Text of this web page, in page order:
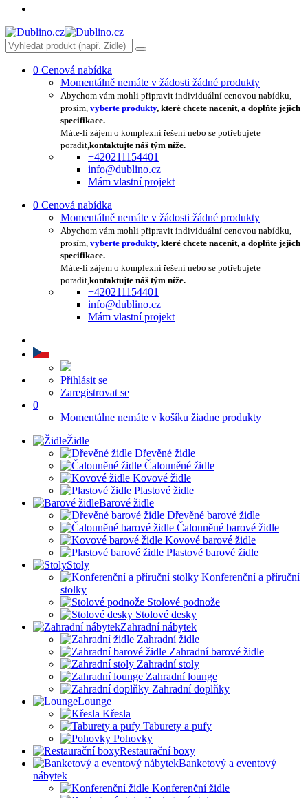
0 Cenová nabídka
Momentálně nemáte v žádosti žádné produkty
Abychom vám mohli připravit individuální cenovou nabídku,
prosím, vyberte produkty, které chcete nacenit, a doplňte jejich
specifikace.
Máte-li zájem o komplexní řešení nebo se potřebujete
poradit,kontaktujte náš tým níže.
+420211154401
info@dublino.cz
Mám vlastní projekt
0 Cenová nabídka
Momentálně nemáte v žádosti žádné produkty
Abychom vám mohli připravit individuální cenovou nabídku,
prosím, vyberte produkty, které chcete nacenit, a doplňte jejich
specifikace.
Máte-li zájem o komplexní řešení nebo se potřebujete
poradit,kontaktujte náš tým níže.
+420211154401
info@dublino.cz
Mám vlastní projekt
Přihlásit se
Zaregistrovat se
0
Momentálne nemáte v košíku žiadne produkty
Židle
Dřevěné židle
Čalouněné židle
Kovové židle
Plastové židle
Barové židle
Dřevěné barové židle
Čalouněné barové židle
Kovové barové židle
Plastové barové židle
Stoly
Konferenční a příruční
stolky
Stolové podnože
Stolové desky
Zahradní nábytek
Zahradní židle
Zahradní barové židle
Zahradní stoly
Zahradní lounge
Zahradní doplňky
Lounge
Křesla
Taburety a pufy
Pohovky
Restaurační boxy
Banketový a eventový
nábytek
Konferenční židle